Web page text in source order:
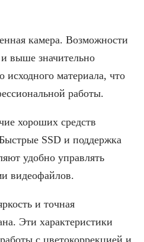
камера. Возможности
выше значительно
исходного материала, что
работы.
хороших средств
SSD и поддержка
удобно управлять
видеофайлов.
и точная
Эти характеристики
с цветокоррекцией и